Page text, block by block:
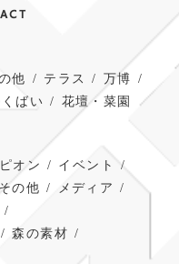
他 テラス
万博
ばい 花壇・菜園
オン
イベント
その他
メディア
森の素材